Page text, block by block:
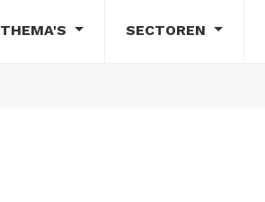
THEMA'S SECTOREN